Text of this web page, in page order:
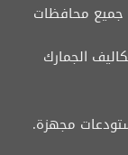
جميع محافظات
الجمارك
مجهزة.